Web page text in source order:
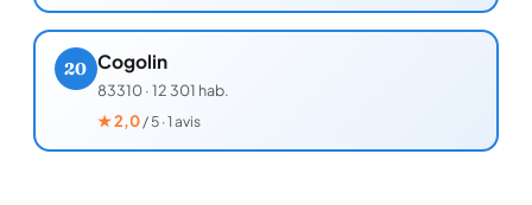
20 Cogolin
83310·12 301 hab.
★2,0/ 5 · 1 avis